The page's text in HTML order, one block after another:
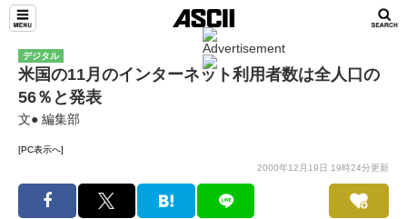
デジタル
米国の11月のインターネット利用者数は全人口の
56％と発表
文● 編集部
[PC表示へ]
2000年12月19日 19時24分更新